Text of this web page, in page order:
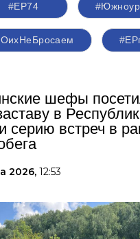
#ЕР74
шефы
в
серию встреч в
2026, 12:53